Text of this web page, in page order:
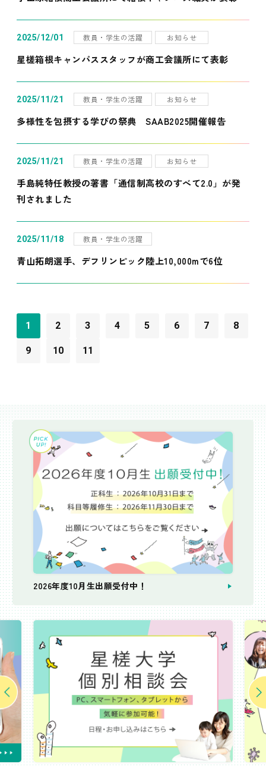
2025/12/01 教員・学生の活躍 お知らせ
星槎箱根キャンパススタッフが商工会議所にて表彰
2025/11/21 教員・学生の活躍 お知らせ
多様性を包摂する学びの祭典 SAAB2025開催報告
2025/11/21 教員・学生の活躍 お知らせ
手島純特任教授の著書「通信制高校のすべて2.0」が発
刊されました
2025/11/18 教員・学生の活躍
青山拓朗選手、デフリンピック陸上10,000mで6位
1 2 3 4 5 6 7 8
9 10 11
2026年度10月生出願受付中！